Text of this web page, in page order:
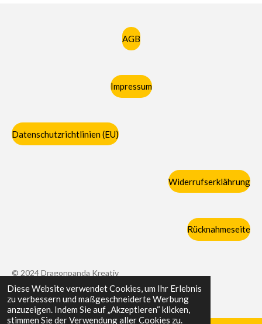
Diese Website verwendet Cookies, um Ihr Erlebnis
zu verbessern und maßgeschneiderte Werbung
anzuzeigen. Indem Sie auf „Akzeptieren“ klicken,
stimmen Sie der Verwendung aller Cookies zu.
AGB
Impressum
Datenschutzrichtlinien (EU)
Widerrufserklährung
Rücknahmeseite
© 2024 Dragonpanda Kreativ
Mit Unterstützung vonWebador